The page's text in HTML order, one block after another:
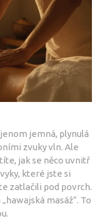
jemná, plynulá
zvuky vln. Ale
jak se něco uvnitř
které jste si
zatlačili pod povrch.
masáž“. To